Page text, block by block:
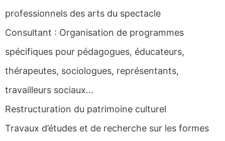
professionnels des arts du spectacle
Consultant : Organisation de programmes
spécifiques pour pédagogues, éducateurs,
thérapeutes, sociologues, représentants,
travailleurs sociaux…
Restructuration du patrimoine culturel
Travaux d’études et de recherche sur les formes